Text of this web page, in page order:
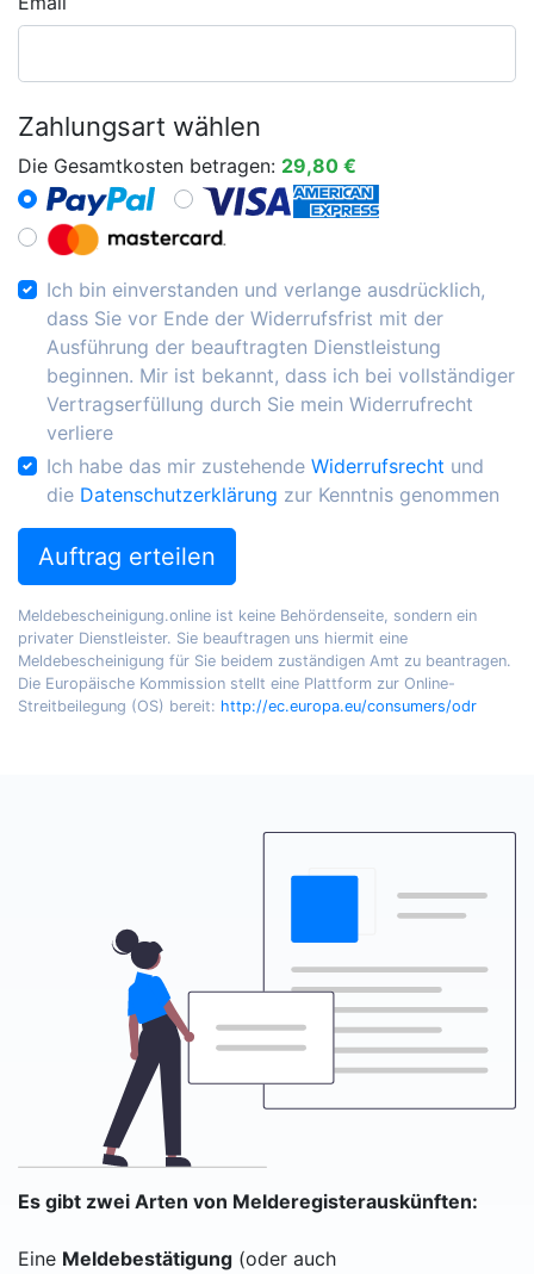
Zahlungsart wählen
Die Gesamtkosten betragen: 29,80 €
Ich bin einverstanden und verlange ausdrücklich,
dass Sie vor Ende der Widerrufsfrist mit der
Ausführung der beauftragten Dienstleistung
beginnen. Mir ist bekannt, dass ich bei vollständiger
Vertragserfüllung durch Sie mein Widerrufrecht
verliere
Ich habe das mir zustehende Widerrufsrecht und
die Datenschutzerklärung zur Kenntnis genommen
Auftrag erteilen
Meldebescheinigung.online ist keine Behördenseite, sondern ein
privater Dienstleister. Sie beauftragen uns hiermit eine
Meldebescheinigung für Sie beidem zuständigen Amt zu beantragen.
Die Europäische Kommission stellt eine Plattform zur Online-
Streitbeilegung (OS) bereit: http://ec.europa.eu/consumers/odr
Es gibt zwei Arten von Melderegisterauskünften:
Eine Meldebestätigung (oder auch